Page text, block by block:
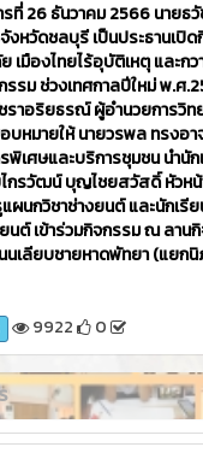
ที่ 26 ธันวาคม 2566​ นายธ
งหวัดชลบุรี เป็นประธานเปิ
เมืองไทยไร้อุบัติเหตุ และกว
รม ช่วงเทศกาลปีใหม่ พ.ศ
ราอริยธรณ์ ผู้อำนวยการวิท
บหมายให้ นายวรพล ทรงอา
พิเศษและบริการชุมชน นำนั
ไกรวัฒน์ บุญไชยสวัสดิ์ หัวหน้
ผนกวิชาช่างยนต์ และนักเรี
นต์ เข้าร่วมกิจกรรม ณ ลาน
นเลียบชายหาดพัทยา (แยก
9922 0